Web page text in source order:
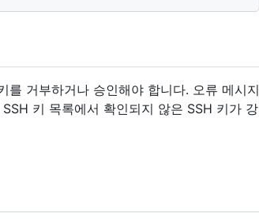
를 거부하거나 승인해야 합니다. 오류 메시지
키 목록에서 확인되지 않은 SSH 키가 강